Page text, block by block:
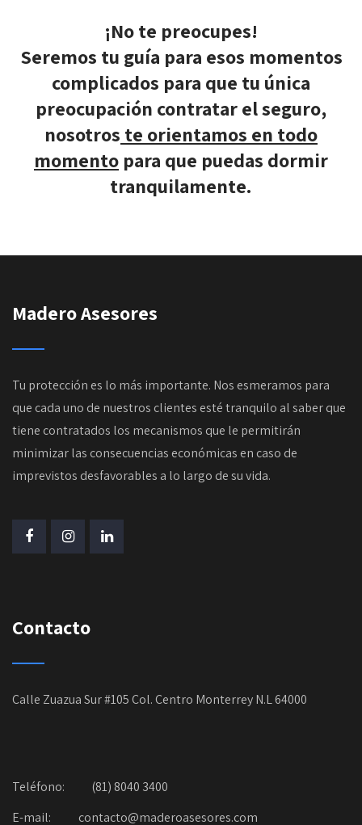
¡No te preocupes!
Seremos tu guía para esos momentos
complicados para que tu única
preocupación contratar el seguro,
nosotros te orientamos en todo
momento para que puedas dormir
tranquilamente.
Madero Asesores
Tu protección es lo más importante. Nos esmeramos para
que cada uno de nuestros clientes esté tranquilo al saber que
tiene contratados los mecanismos que le permitirán
minimizar las consecuencias económicas en caso de
imprevistos desfavorables a lo largo de su vida.
Contacto
Calle Zuazua Sur #105 Col. Centro Monterrey N.L 64000
Teléfono:
(81) 8040 3400
E-mail:
contacto@maderoasesores.com